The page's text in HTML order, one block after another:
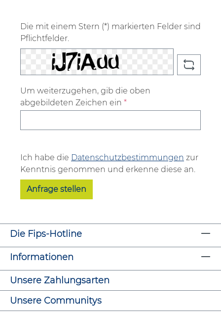
Die mit einem Stern (*) markierten Felder sind
Pflichtfelder.
Um weiterzugehen, gib die oben
abgebildeten Zeichen ein *
Ich habe die Datenschutzbestimmungen zur
Kenntnis genommen und erkenne diese an.
Anfrage stellen
Die Fips-Hotline
Informationen
Unsere Zahlungsarten
Unsere Communitys